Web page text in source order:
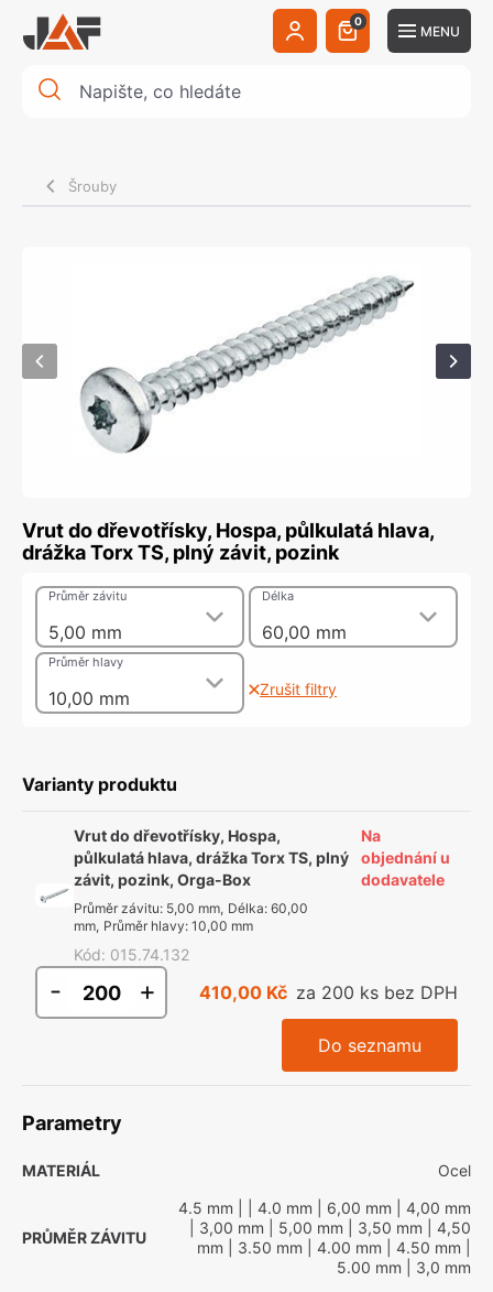
0
MENU
Šrouby
Vrut do dřevotřísky, Hospa, půlkulatá hlava,
drážka Torx TS, plný závit, pozink
5,00 mm
Průměr závitu
60,00 mm
Délka
10,00 mm
Průměr hlavy
Zrušit filtry
Varianty produktu
Vrut do dřevotřísky, Hospa,
půlkulatá hlava, drážka Torx TS, plný
závit, pozink, Orga-Box
Průměr závitu: 5,00 mm, Délka: 60,00
mm, Průměr hlavy: 10,00 mm
Kód: 015.74.132
Na
objednání u
dodavatele
- + 410,00 Kč za 200 ks bez DPH
Do seznamu
Parametry
MATERIÁL Ocel
PRŮMĚR ZÁVITU
4.5 mm | 4.0 mm | 6,00 mm | 4,00 mm
| 3,00 mm | 5,00 mm | 3,50 mm | 4,50
mm | 3.50 mm | 4.00 mm | 4.50 mm
5.00 mm | 3,0 mm